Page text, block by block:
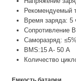
Рекомендуемый
Время заряда: 5
Сопротивление
Саморазряд:
BMS:15 A- 50 А
Количество
Емкость батареи